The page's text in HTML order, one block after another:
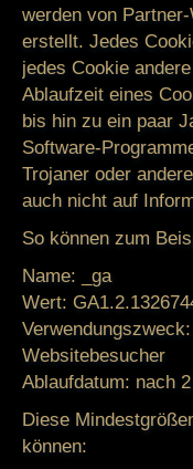
werden von
erstellt. Jedes
jedes Cookie
Ablaufzeit eines
bis hin zu ein paar
Software-
Trojaner oder
auch nicht auf
So können zum
Name: _ga
Wert:
Verwendungszweck:
Websitebesucher
Ablaufdatum: nach
Diese
können: